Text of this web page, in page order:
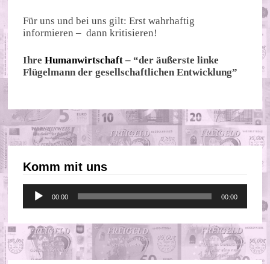
Für uns und bei uns gilt: Erst wahrhaftig
informieren – dann kritisieren!
IhreHumanwirtschaft – “der äußerste linke
Flügelmann der gesellschaftlichen Entwicklung”
Komm mit uns
Audio-
Player
00:00 00:00